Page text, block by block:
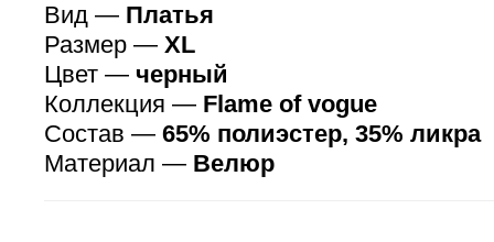
Вид — Платья
Размер — XL
Цвет — черный
Коллекция — Flame of vogue
Состав — 65% полиэстер, 35% ликра
Материал — Велюр